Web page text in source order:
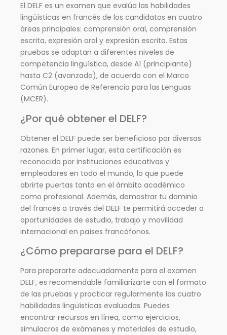
El DELF es un examen que evalúa las habilidades
lingüísticas en francés de los candidatos en cuatro
áreas principales: comprensión oral, comprensión
escrita, expresión oral y expresión escrita. Estas
pruebas se adaptan a diferentes niveles de
competencia lingüística, desde A1 (principiante)
hasta C2 (avanzado), de acuerdo con el Marco
Común Europeo de Referencia para las Lenguas
(MCER).
¿Por qué obtener el DELF?
Obtener el DELF puede ser beneficioso por diversas
razones. En primer lugar, esta certificación es
reconocida por instituciones educativas y
empleadores en todo el mundo, lo que puede
abrirte puertas tanto en el ámbito académico
como profesional. Además, demostrar tu dominio
del francés a través del DELF te permitirá acceder a
oportunidades de estudio, trabajo y movilidad
internacional en países francófonos.
¿Cómo prepararse para el DELF?
Para prepararte adecuadamente para el examen
DELF, es recomendable familiarizarte con el formato
de las pruebas y practicar regularmente las cuatro
habilidades lingüísticas evaluadas. Puedes
encontrar recursos en línea, como ejercicios,
simulacros de exámenes y materiales de estudio,